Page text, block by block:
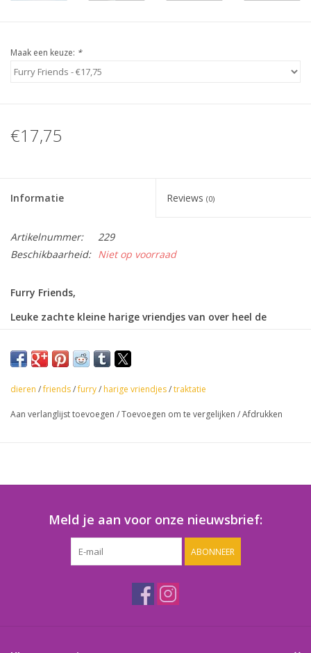
Maak een keuze: *
€17,75
Informatie Reviews (0)
Artikelnummer:
229
Beschikbaarheid: Niet op voorraad
Furry Friends,
Leuke zachte kleine harige vriendjes van over heel de
Per 25 verpakt in een 50 mm capsule
dieren /friends/furry/ harige vriendjes/traktatie
Aan verlanglijst toevoegen /Toevoegen om te vergelijken /Afdrukken
Meld je aan voor onze nieuwsbrief:
ABONNEER